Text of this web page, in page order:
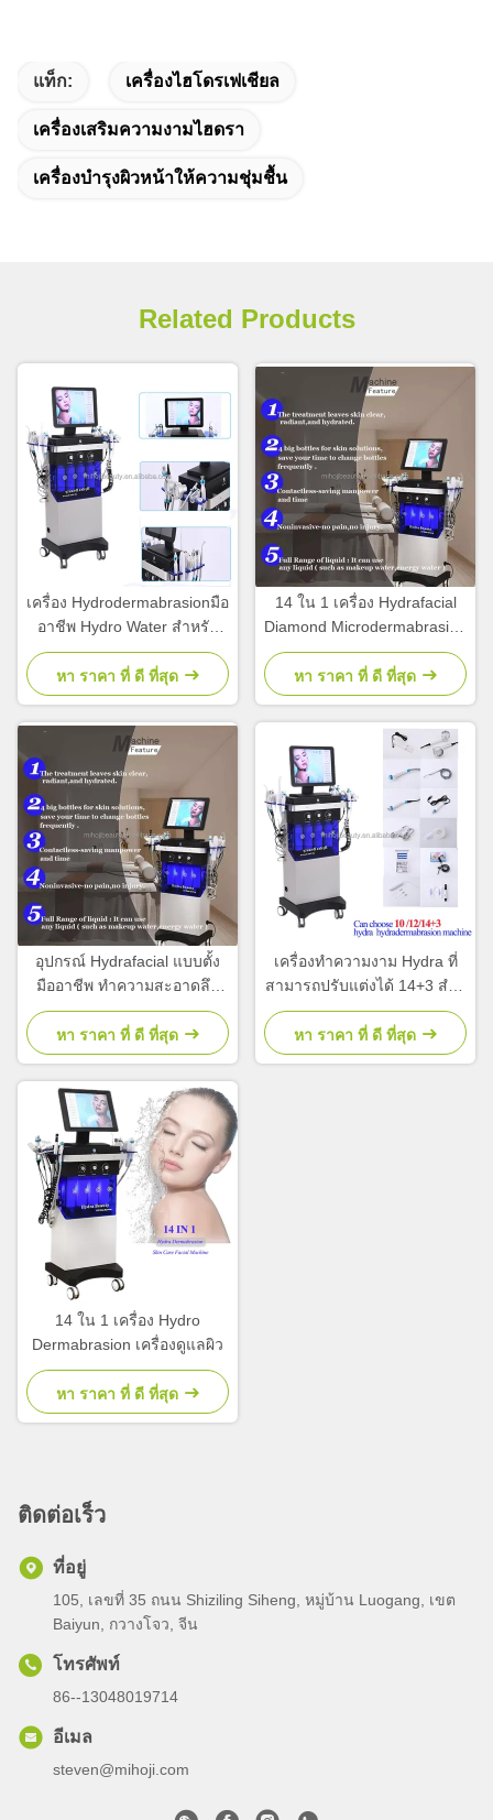
แท็ก: เครื่องไฮโดรเฟเชียล
เครื่องเสริมความงามไฮดรา
เครื่องบำรุงผิวหน้าให้ความชุ่มชื้น
Related Products
เครื่อง Hydrodermabrasionมือ
อาชีพ Hydro Water สําหรับ
การเยียวยาผิว
หา ราคา ที่ ดี ที่สุด
14 ใน 1 เครื่อง Hydrafacial
Diamond Microdermabrasion
ผิวหนังที่กระชับและขาว
หา ราคา ที่ ดี ที่สุด
อุปกรณ์ Hydrafacial แบบตั้ง
มืออาชีพ ทําความสะอาดลึก
14+3 อุปกรณ์ Hydration Face
หา ราคา ที่ ดี ที่สุด
เครื่องทําความงาม Hydra ที่
สามารถปรับแต่งได้ 14+3 สําห
รับการยกหน้า รักษาสิว
หา ราคา ที่ ดี ที่สุด
14 ใน 1 เครื่อง Hydro
Dermabrasion เครื่องดูแลผิว
หา ราคา ที่ ดี ที่สุด
ติดต่อเร็ว
ที่อยู่
105, เลขที่ 35 ถนน Shiziling Siheng, หมู่บ้าน Luogang, เขต
Baiyun, กวางโจว, จีน
โทรศัพท์
86--13048019714
อีเมล
steven@mihoji.com